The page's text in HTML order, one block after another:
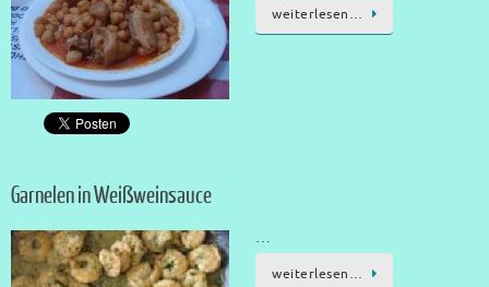
weiterlesen…
Garnelen in Weißweinsauce
…
weiterlesen…